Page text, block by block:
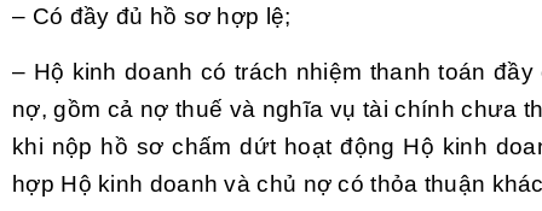
– Có đầy đủ hồ sơ hợp lệ;
– Hộ kinh doanh có trách nhiệm thanh toán
nợ, gồm cả nợ thuế và nghĩa vụ tài chính chưa
khi nộp hồ sơ chấm dứt hoạt động Hộ kinh
hợp Hộ kinh doanh và chủ nợ có thỏa thuận